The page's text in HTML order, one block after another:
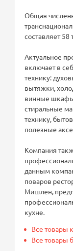
Общая
составляет 58
Актуальное
включает в
технику:
вытяжки,
винные
стиральные
технику,
полезные
Компания
данным
поваров
Мишлен,
кухне.
Все товары
Все товары